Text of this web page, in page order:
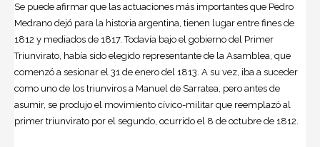
Se puede afirmar que las actuaciones más importantes que Pedro
Medrano dejó para la historia argentina, tienen lugar entre fines de
1812 y mediados de 1817. Todavía bajo el gobierno del Primer
Triunvirato, había sido elegido representante de la Asamblea, que
comenzó a sesionar el 31 de enero del 1813. A su vez, iba a suceder
como uno de los triunviros a Manuel de Sarratea, pero antes de
asumir, se produjo el movimiento cívico-militar que reemplazó al
primer triunvirato por el segundo, ocurrido el 8 de octubre de 1812.